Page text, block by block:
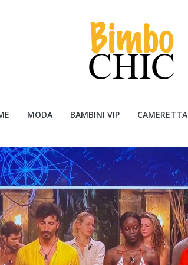
MODA BAMBINI VIP CAMERETTA